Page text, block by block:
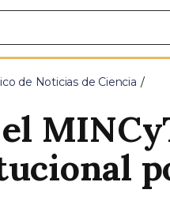
de Noticias de Ciencia
el